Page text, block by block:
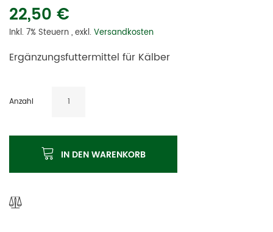
22,50 €
Inkl. 7% Steuern,exkl. Versandkosten
Ergänzungsfuttermittel für Kälber
Anzahl
IN DEN WARENKORB